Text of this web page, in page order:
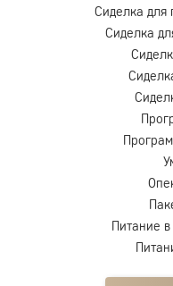
Сиделка для
Сиделка
Питание